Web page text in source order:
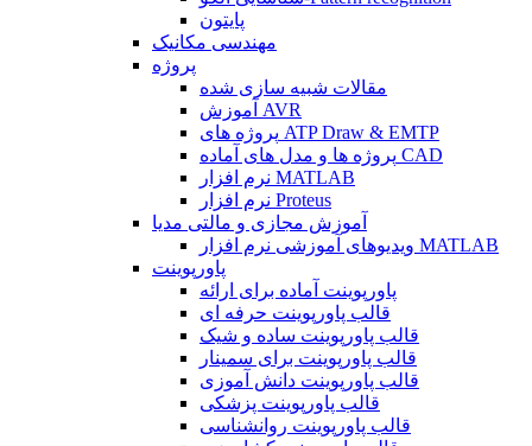
پایتون
مهندسی مکانیک
پروژه
مقالات شبیه سازی شده
آموزش AVR
پروژه های ATP Draw & EMTP
پروژه ها و مدل های آماده CAD
نرم افزار MATLAB
نرم افزار Proteus
آموزش مجازی و مالتی مدیا
ویدیوهای آموزشی نرم افزار MATLAB
پاورپوینت
پاورپوینت آماده برای ارائه
قالب پاورپوینت حرفه ای
قالب پاورپوینت ساده و شیک
قالب پاورپوینت برای سمینار
قالب پاورپوینت دانش آموزی
قالب پاورپوینت پزشکی
قالب پاورپوینت روانشناسی